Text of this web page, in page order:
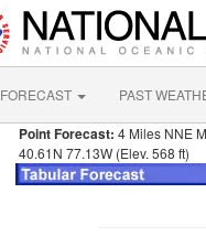
FORECAST PAST
Point Forecast: 4 Miles NNE
40.61N 77.13W (Elev. 568 ft)